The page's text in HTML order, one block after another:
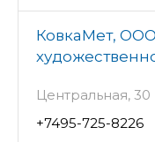
КовкаМет,
Центральная, 30
+7495-725-8226